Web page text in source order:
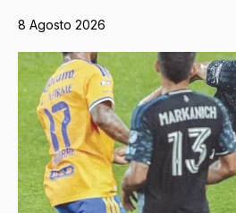
8 Agosto 2026